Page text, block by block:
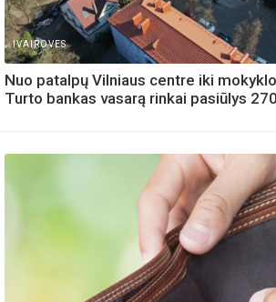
IVAIROVES
Nuo patalpų Vilniaus centre iki
Turto bankas vasarą rinkai pasiūlys